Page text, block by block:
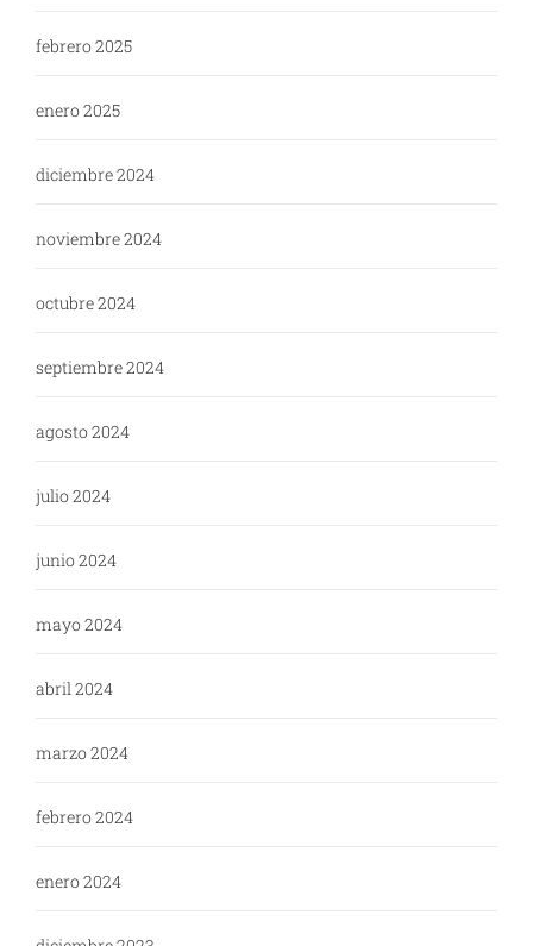
febrero 2025
enero 2025
diciembre 2024
noviembre 2024
octubre 2024
septiembre 2024
agosto 2024
julio 2024
junio 2024
mayo 2024
abril 2024
marzo 2024
febrero 2024
enero 2024